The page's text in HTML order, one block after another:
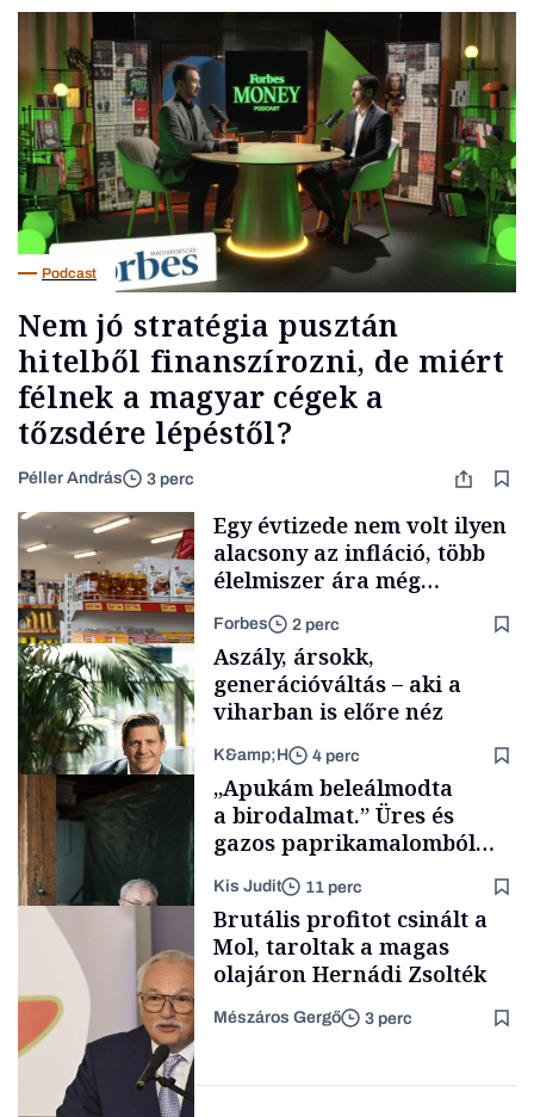
Podcast
Nem jó stratégia pusztán
hitelből finanszírozni, de miért
félnek a magyar cégek a
tőzsdére lépéstől?
Péller András 3 perc
Makro
Egy évtizede nem volt ilyen
alacsony az infláció, több
élelmiszer ára még
rohamosan csökken is
Forbes 2 perc
TÁMOGATÓI
TARTALOM
Aszály, ársokk,
generációváltás – aki a
viharban is előre néz
K&amp;H 4 perc
Családi
vállalkozások
„Apukám beleálmodta
a birodalmat.” Üres és
gazos paprikamalomból
lett az igazi családi
fűszersztori
Kis Judit 11 perc
Brutális profitot csinált a
Mol, taroltak a magas
olajáron Hernádi Zsolték
Mészáros Gergő 3 perc